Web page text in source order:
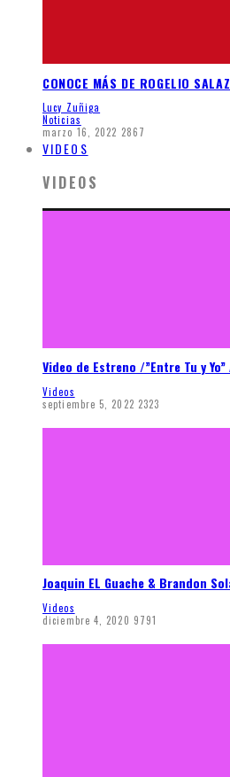
CONOCE MÁS DE ROGELIO
Lucy Zuñiga
Noticias
marzo 16, 2022 2867
VIDEOS
VIDEOS
Video de Estreno /”Entre Tu y
Videos
septiembre 5, 2022 2323
Joaquin EL Guache & Brandon
Videos
diciembre 4, 2020 9791